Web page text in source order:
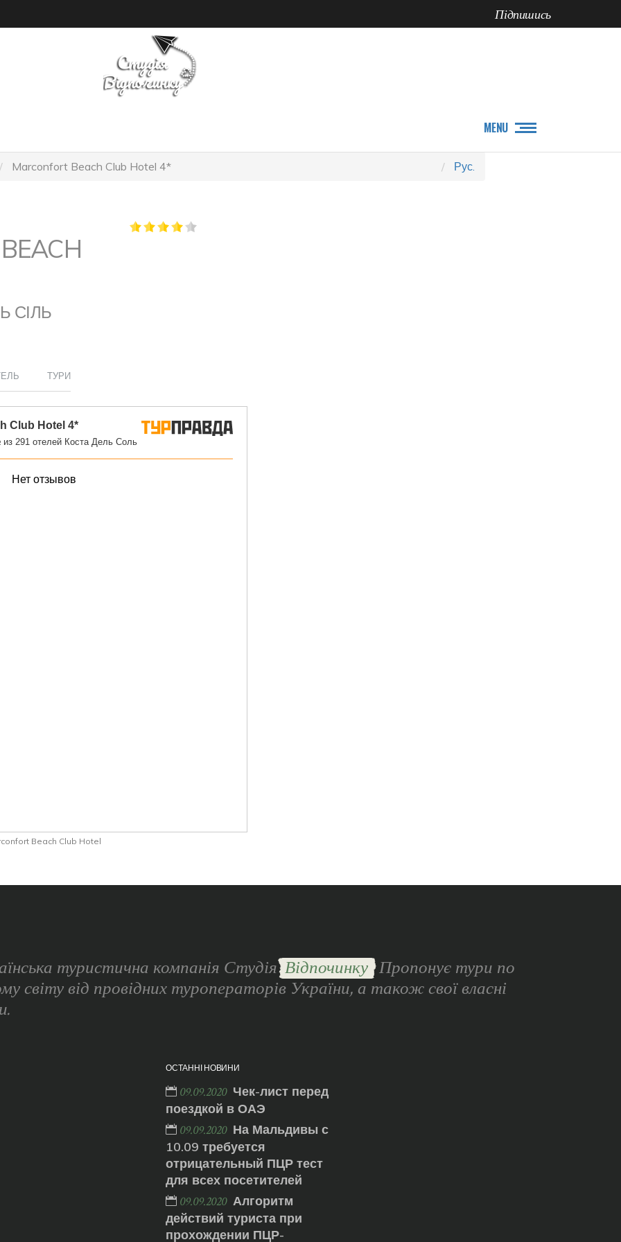
Підпишись
MENU
Marconfort Beach Club Hotel 4* Рус.
СІЛЬ
ТУРИ
Beach Club Hotel
туристична компанія СтудіяВідпочинку Пропонує тури по
світу від провідних туроператорів України, а також свої власні
ОСТАННІ НОВИНИ
09.09.2020 Чек-лист перед
поездкой в ОАЭ
09.09.2020 На Мальдивы с
10.09 требуется
отрицательный ПЦР тест
для всех посетителей
09.09.2020 Алгоритм
действий туриста при
прохождении ПЦР-